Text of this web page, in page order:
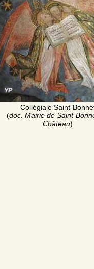
Collégiale Saint-
(doc. Mairie de Saint-
Château)